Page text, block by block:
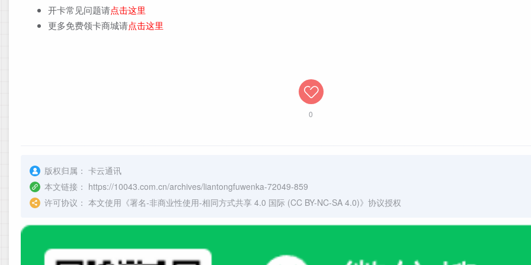
开卡常见问题请点击这里
更多免费领卡商城请点击这里
0
版权归属： 卡云通讯
本文链接： https://10043.com.cn/archives/liantongfuwenka-72049-859
许可协议： 本文使用《署名-非商业性使用-相同方式共享 4.0 国际 (CC BY-NC-SA 4.0)》协议授权